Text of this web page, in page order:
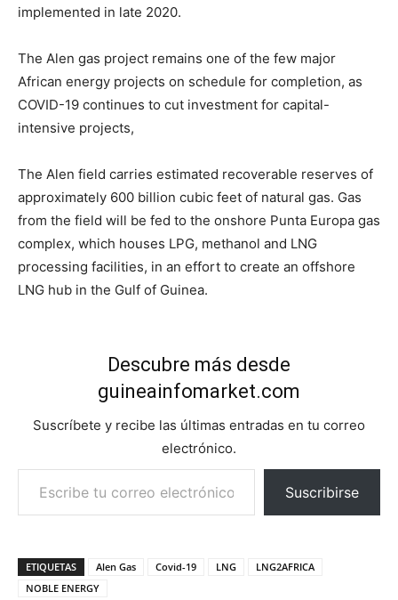
implemented in late 2020.
The Alen gas project remains one of the few major
African energy projects on schedule for completion, as
COVID-19 continues to cut investment for capital-
intensive projects,
The Alen field carries estimated recoverable reserves of
approximately 600 billion cubic feet of natural gas. Gas
from the field will be fed to the onshore Punta Europa gas
complex, which houses LPG, methanol and LNG
processing facilities, in an effort to create an offshore
LNG hub in the Gulf of Guinea.
Descubre más desde
guineainfomarket.com
Suscríbete y recibe las últimas entradas en tu correo
electrónico.
Escribe tu correo electrónico…
Suscribirse
ETIQUETAS Alen Gas Covid-19 LNG
LNG2AFRICA
NOBLE ENERGY